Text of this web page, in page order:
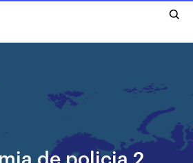
de policia 2